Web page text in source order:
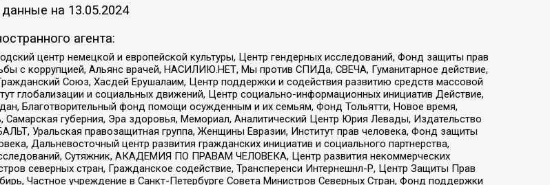
данные на 13.05.2024
агента:
центр немецкой и европейской культуры, Центр гендерных исследований, Фонд защиты прав
с коррупцией, Альянс врачей, НАСИЛИЮ.НЕТ, Мы против СПИДа, СВЕЧА, Гуманитарное действие,
Союз, Хасдей Ерушалаим, Центр поддержки и содействия развитию средств массовой
глобализации и социальных движений, Центр социально-информационных инициатив Действие,
Благотворительный фонд помощи осужденным и их семьям, Фонд Тольятти, Новое время,
Самарская губерния, Эра здоровья, Мемориал, Аналитический Центр Юрия Левады, Издательство
Уральская правозащитная группа, Женщины Евразии, Институт прав человека, Фонд защиты
Дальневосточный центр развития гражданских инициатив и социального партнерства,
Сутяжник, АКАДЕМИЯ ПО ПРАВАМ ЧЕЛОВЕКА, Центр развития некоммерческих
северных стран, Гражданское содействие, Трансперенси Интернешнл-Р, Центр Защиты Прав
Частное учреждение в Санкт-Петербурге Совета Министров Северных Стран, Фонд поддержки